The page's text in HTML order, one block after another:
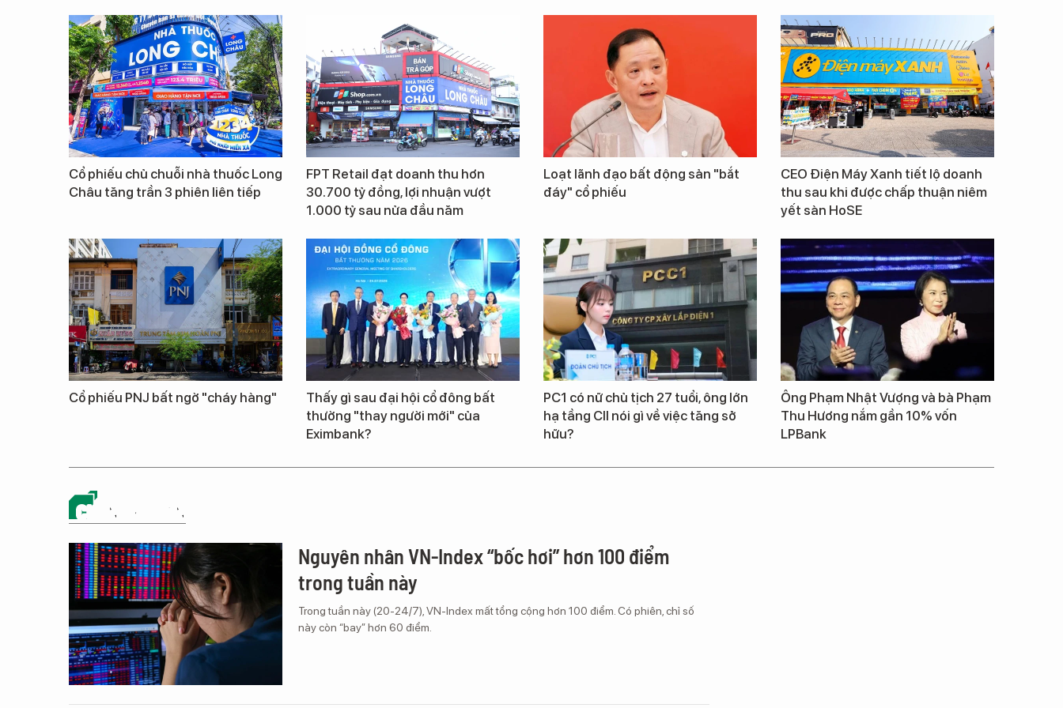
Cổ phiếu chủ chuỗi nhà thuốc Long
Châu tăng trần 3 phiên liên tiếp
FPT Retail đạt doanh thu hơn
30.700 tỷ đồng, lợi nhuận vượt
1.000 tỷ sau nửa đầu năm
Loạt lãnh đạo bất động sản "bắt
đáy" cổ phiếu
CEO Điện Máy Xanh tiết lộ doanh
thu sau khi được chấp thuận niêm
yết sàn HoSE
Cổ phiếu PNJ bất ngờ "cháy hàng"
Thấy gì sau đại hội cổ đông bất
thường "thay người mới" của
Eximbank?
PC1 có nữ chủ tịch 27 tuổi, ông lớn
hạ tầng CII nói gì về việc tăng sở
hữu?
Ông Phạm Nhật Vượng và bà Phạm
Thu Hương nắm gần 10% vốn
LPBank
CHỨNG KHOÁN
Nguyên nhân VN-Index “bốc hơi” hơn 100 điểm
trong tuần này
Trong tuần này (20-24/7), VN-Index mất tổng cộng hơn 100 điểm. Có phiên, chỉ số
này còn “bay” hơn 60 điểm.